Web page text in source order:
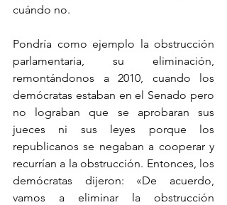
cuándo no.
Pondría como ejemplo la obstrucción
parlamentaria, su eliminación,
remontándonos a 2010, cuando los
demócratas estaban en el Senado pero
no lograban que se aprobaran sus
jueces ni sus leyes porque los
republicanos se negaban a cooperar y
recurrían a la obstrucción. Entonces, los
demócratas dijeron: «De acuerdo,
vamos a eliminar la obstrucción